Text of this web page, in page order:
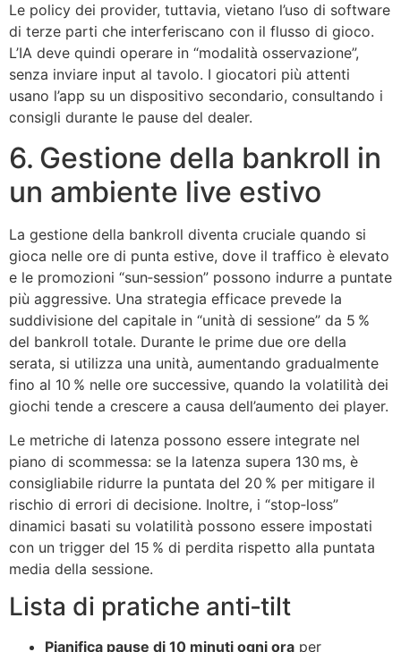
Le policy dei provider, tuttavia, vietano l’uso di software
di terze parti che interferiscano con il flusso di gioco.
L’IA deve quindi operare in “modalità osservazione”,
senza inviare input al tavolo. I giocatori più attenti
usano l’app su un dispositivo secondario, consultando i
consigli durante le pause del dealer.
6. Gestione della bankroll in
un ambiente live estivo
La gestione della bankroll diventa cruciale quando si
gioca nelle ore di punta estive, dove il traffico è elevato
e le promozioni “sun‑session” possono indurre a puntate
più aggressive. Una strategia efficace prevede la
suddivisione del capitale in “unità di sessione” da 5 %
del bankroll totale. Durante le prime due ore della
serata, si utilizza una unità, aumentando gradualmente
fino al 10 % nelle ore successive, quando la volatilità dei
giochi tende a crescere a causa dell’aumento dei player.
Le metriche di latenza possono essere integrate nel
piano di scommessa: se la latenza supera 130 ms, è
consigliabile ridurre la puntata del 20 % per mitigare il
rischio di errori di decisione. Inoltre, i “stop‑loss”
dinamici basati su volatilità possono essere impostati
con un trigger del 15 % di perdita rispetto alla puntata
media della sessione.
Lista di pratiche anti‑tilt
Pianifica pause di 10 minuti ogni ora per